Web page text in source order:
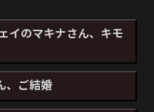
イのマキナさん、キモ
、ご結婚